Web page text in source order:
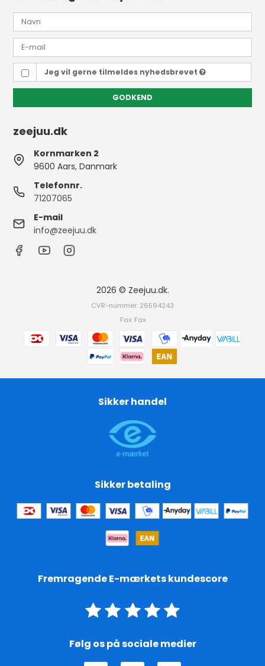
Jeg vil gerne tilmeldes nyhedsbrevet
GODKEND
zeejuu.dk
Kornmarken 2
9600 Aars, Danmark
Telefonnr.
71207065
E-mail
info@zeejuu.dk
2026 © Zeejuu.dk.
CVR-nummer: 26594243
Fax: Fax
Sikker handel
Sikker betaling
Fremragende E-mærkets kundescore
Følg os på sociale medier